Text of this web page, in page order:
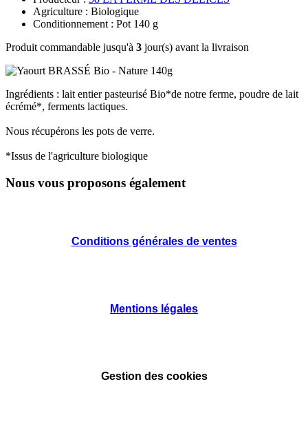
Agriculture : Biologique
Conditionnement : Pot 140 g
Produit commandable jusqu'à 3 jour(s) avant la livraison
Ingrédients : lait entier pasteurisé Bio*de notre ferme, poudre de lait
écrémé*, ferments lactiques.
Nous récupérons les pots de verre.
*Issus de l'agriculture biologique
Nous vous proposons également
Conditions générales de ventes
Mentions légales
Gestion des cookies